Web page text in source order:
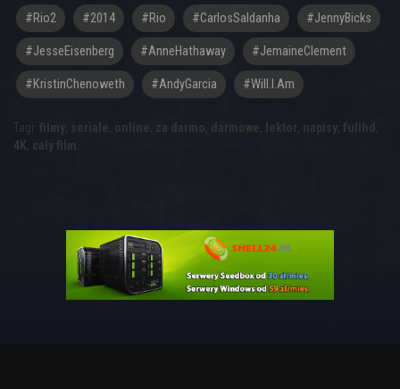
#rio2 #2014 #Rio #CarlosSaldanha #JennyBicks
#JesseEisenberg #AnneHathaway #JemaineClement
#KristinChenoweth #AndyGarcia #Will.i.am
Tagi: filmy, seriale, online, za darmo, darmowe, lektor, napisy, fullhd ,
4K, cały film